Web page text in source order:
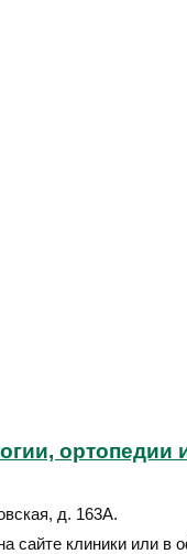
ортопедии
д. 163А.
сайте клиники или в